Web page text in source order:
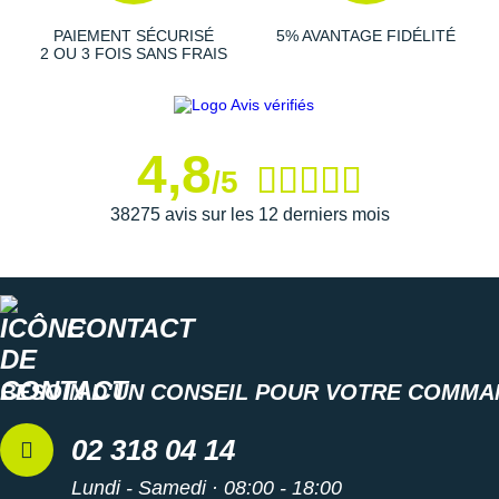
PAIEMENT SÉCURISÉ
2 OU 3 FOIS SANS FRAIS
5% AVANTAGE FIDÉLITÉ
4,8/5
38275 avis sur les 12 derniers mois
CONTACT
BESOIN D'UN CONSEIL POUR VOTRE
02 318 04 14
Lundi - Samedi · 08:00 - 18:00